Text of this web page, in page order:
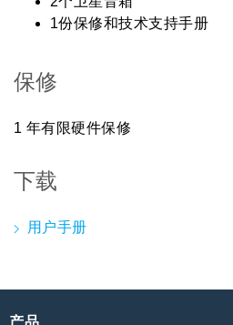
1份保修和技术支持手册
保修
1 年有限硬件保修
下载
用户手册
产品